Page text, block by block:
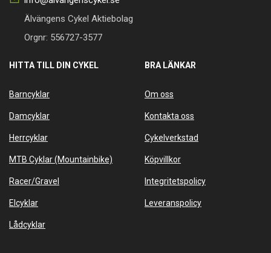
Älvängens Cykel Aktiebolag
Orgnr: 556727-3577
HITTA TILL DIN CYKEL
Barncyklar
Damcyklar
Herrcyklar
MTB Cyklar (Mountainbike)
Racer/Gravel
Elcyklar
Lådcyklar
BRA LÄNKAR
Om oss
Kontakta oss
Cykelverkstad
Köpvillkor
Integritetspolicy
Leveranspolicy